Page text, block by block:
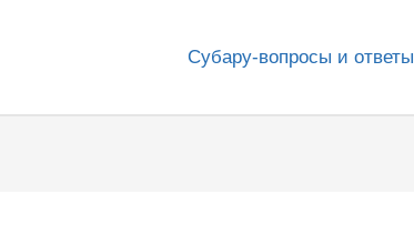
Субару-вопросы и ответы